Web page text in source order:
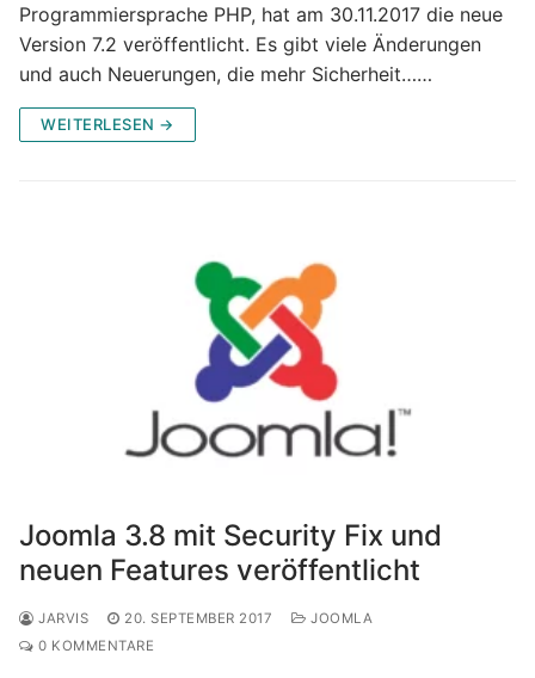
Programmiersprache PHP, hat am 30.11.2017 die neue
Version 7.2 veröffentlicht. Es gibt viele Änderungen
und auch Neuerungen, die mehr Sicherheit……
WEITERLESEN →
Joomla 3.8 mit Security Fix und
neuen Features veröffentlicht
JARVIS 20. SEPTEMBER 2017
JOOMLA
0 KOMMENTARE